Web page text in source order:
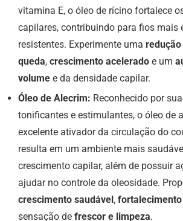
vitamina E, o óleo de rícino fortalece
capilares, contribuindo para fios mais
resistentes. Experimente uma
queda, crescimento acelerado e um
volume e da densidade capilar.
Óleo de Alecrim: Reconhecido por
tonificantes e estimulantes, o óleo de
excelente ativador da circulação do
resulta em um ambiente mais
crescimento capilar, além de possuir
ajudar no controle da oleosidade.
crescimento saudável,
sensação de frescor e limpeza.